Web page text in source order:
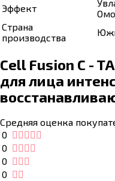
Эффект
Страна
производства
Cell Fusion C -
для лица
Средняя оценка
0
0
0
0